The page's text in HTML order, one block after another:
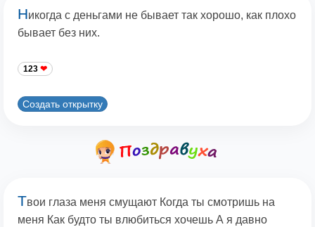
Никогда с деньгами не бывает так хорошо, как плохо
бывает без них.
123
Создать открытку
Твои глаза меня смущают Когда ты смотришь на
меня Как будто ты влюбиться хочешь А я давно